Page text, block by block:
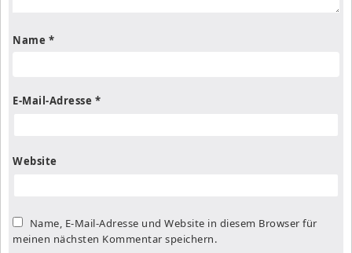
Name *
E-Mail-Adresse *
Website
Name, E-Mail-Adresse und Website in diesem Browser für
meinen nächsten Kommentar speichern.